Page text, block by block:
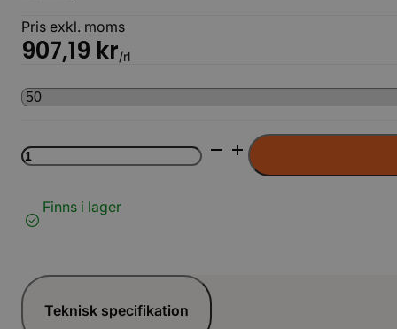
Pris exkl. moms
907,19 kr/rl
PEM
Slang
(svart
m.
Finns i lager
Teknisk specifikation